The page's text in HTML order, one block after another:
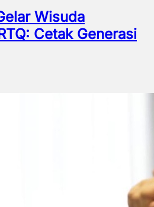
Wisuda
Cetak Generasi